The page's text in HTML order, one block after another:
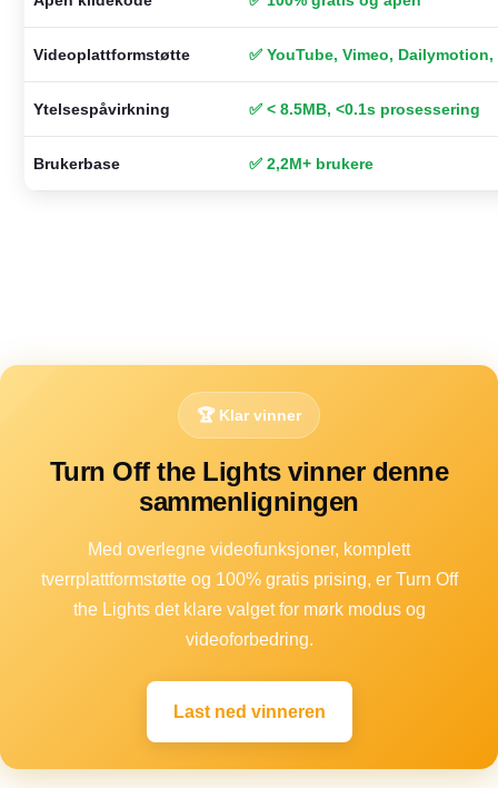
Videoplattformstøtte ✅ YouTube, Vimeo, Dailymotion,
Ytelsespåvirkning ✅ < 8.5MB, <0.1s prosessering
Brukerbase ✅ 2,2M+ brukere
🏆 Klar vinner
Turn Off the Lights vinner denne
sammenligningen
Med overlegne videofunksjoner, komplett
tverrplattformstøtte og 100% gratis prising, er Turn Off
the Lights det klare valget for mørk modus og
videoforbedring.
Last ned vinneren